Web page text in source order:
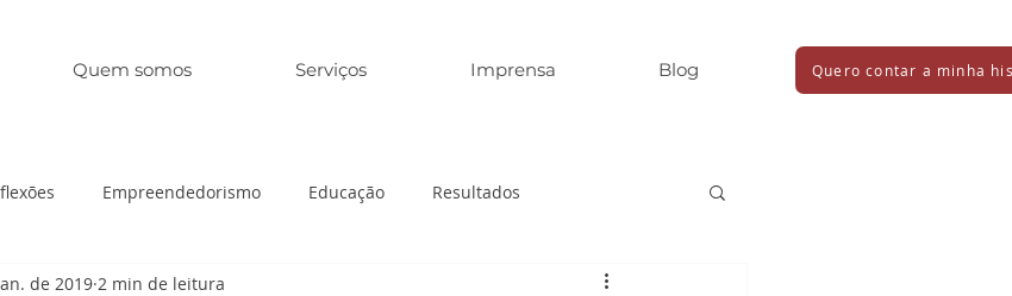
Quem somos Serviços Imprensa Blog Quero contar a minha
Empreendedorismo Educação Resultados
de 2019 2 min de leitura